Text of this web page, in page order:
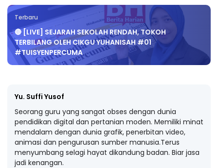
Terbaru
🔴 [LIVE] SEJARAH SEKOLAH RENDAH, TOKOH
TERBILANG OLEH CIKGU YUHANISAH #01
#TUISYENPERCUMA
Yu. Suffi Yusof
Seorang guru yang sangat obses dengan dunia
pendidikan digital dan pertanian moden. Memiliki minat
mendalam dengan dunia grafik, penerbitan video,
animasi dan pengurusan sumber manusia.Terus
menyumbang selagi hayat dikandung badan. Biar jasa
jadi kenangan.